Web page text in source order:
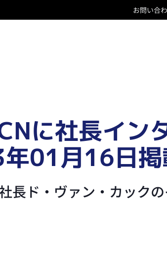
お問い合
に社長イン
01月16日
長ド・ヴァン・カック